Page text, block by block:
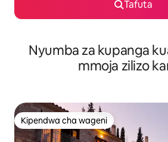
Tafuta
Nyumba za kupanga
mmoja zilizo
Kipendwa cha wageni
Kipendwa cha wageni